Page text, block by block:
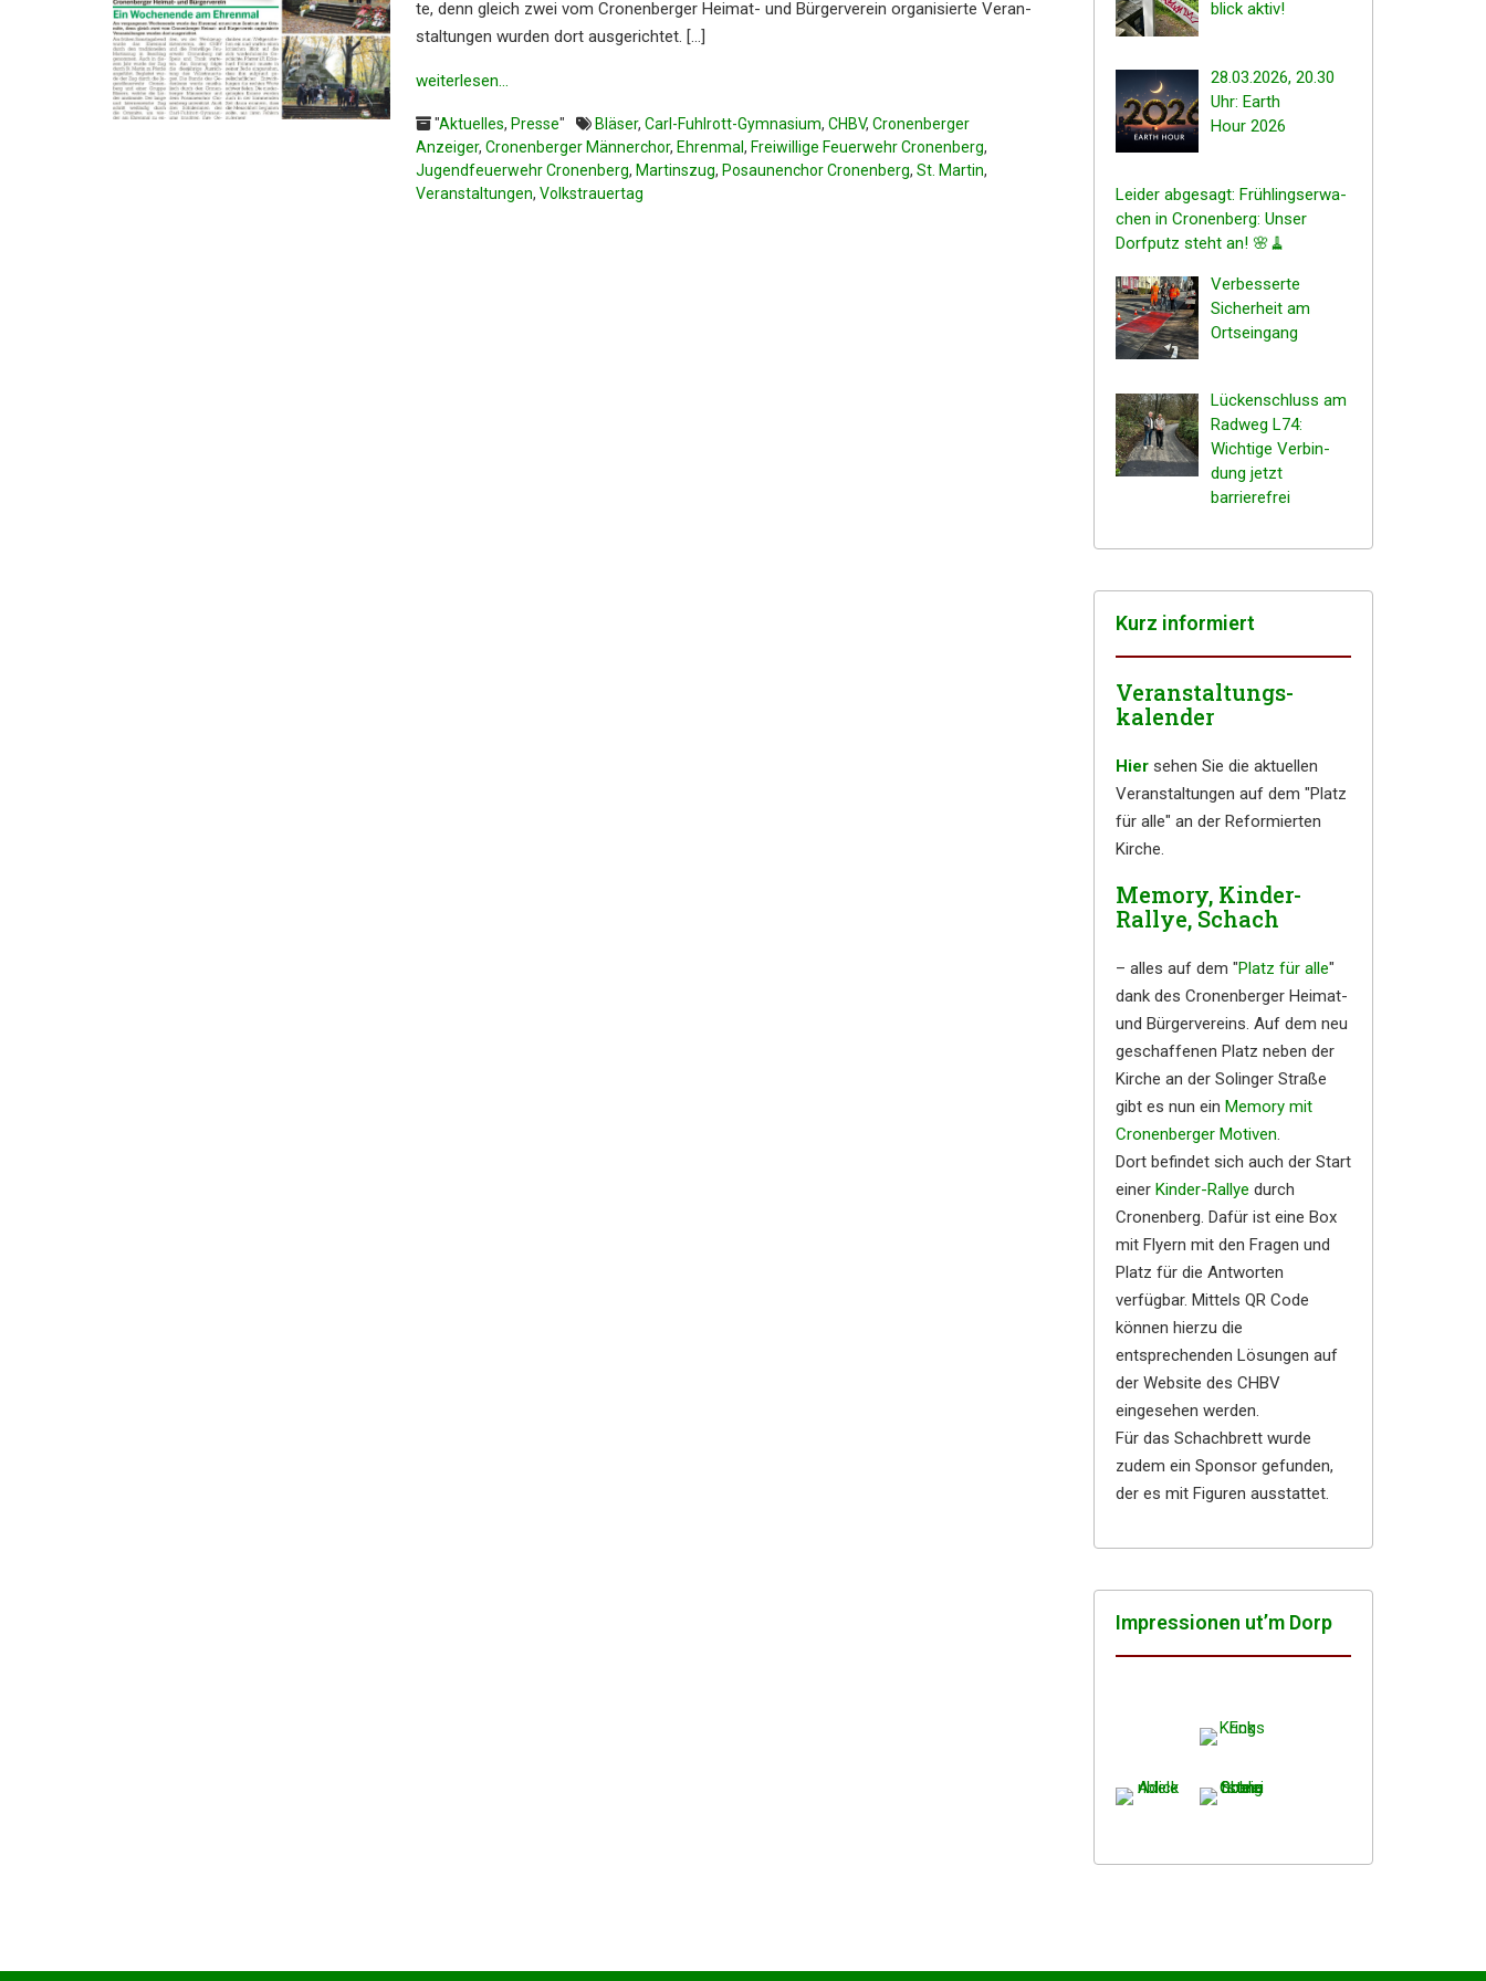
te, denn gleich zwei vom Cronen­ber­ger Heimat- und Bürger­ver­ein organi­sier­te Veran­
stal­tun­gen wurden dort ausge­rich­tet. […]
weiter­le­sen…
"Aktuelles, Presse" Bläser, Carl-Fuhlrott-Gymnasium, CHBV, Cronenberger
Anzeiger, Cronenberger Männerchor, Ehrenmal, Freiwillige Feuerwehr Cronenberg,
Jugendfeuerwehr Cronenberg, Martinszug, Posaunenchor Cronenberg, St. Martin,
Veranstaltungen, Volkstrauertag
blick aktiv!
28.03.2026, 20.30
Uhr: Earth
Hour 2026
Leider abgesagt: Frühlings­er­wa­
chen in Cronen­berg: Unser
Dorfputz steht an! 🌸🧹
Verbes­ser­te
Sicher­heit am
Ortseingang
Lücken­schluss am
Radweg L74:
Wichti­ge Verbin­
dung jetzt
barrierefrei
Kurz infor­miert
Veranstaltungs-
kalender
Hiersehen Sie die aktuellen
Veranstaltungen auf dem "Platz
für alle" an der Reformierten
Kirche.
Memory, Kinder-
Rallye, Schach
– alles auf dem "Platz für alle"
dank des Cronenberger Heimat-
und Bürgervereins. Auf dem neu
geschaffenen Platz neben der
Kirche an der Solinger Straße
gibt es nun ein Memory mit
Cronenberger Motiven.
Dort befindet sich auch der Start
einer Kinder-Rallye durch
Cronenberg. Dafür ist eine Box
mit Flyern mit den Fragen und
Platz für die Antworten
verfügbar. Mittels QR Code
können hierzu die
entsprechenden Lösungen auf
der Website des CHBV
eingesehen werden.
Für das Schachbrett wurde
zudem ein Sponsor gefunden,
der es mit Figuren ausstattet.
Impres­sio­nen ut’m Dorp